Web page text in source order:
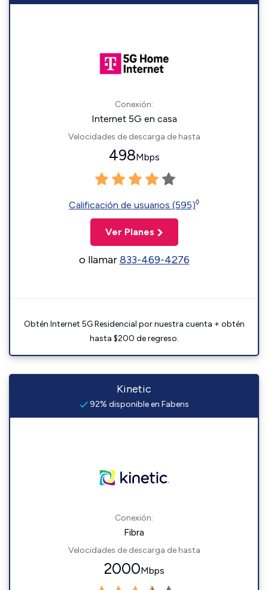
Conexión:
Internet 5G en casa
Velocidades de descarga de hasta
498Mbps
Calificación de usuarios (595)◊
Ver Planes
o llamar833-469-4276
Obtén Internet 5G Residencial por nuestra cuenta + obtén
hasta $200 de regreso.
Kinetic
92% disponible en Fabens
Conexión:
Fibra
Velocidades de descarga de hasta
2000Mbps